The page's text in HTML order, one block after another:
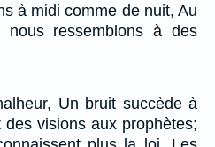
à midi comme de nuit, Au
nous ressemblons à des
Un bruit succède à
visions aux prophètes;